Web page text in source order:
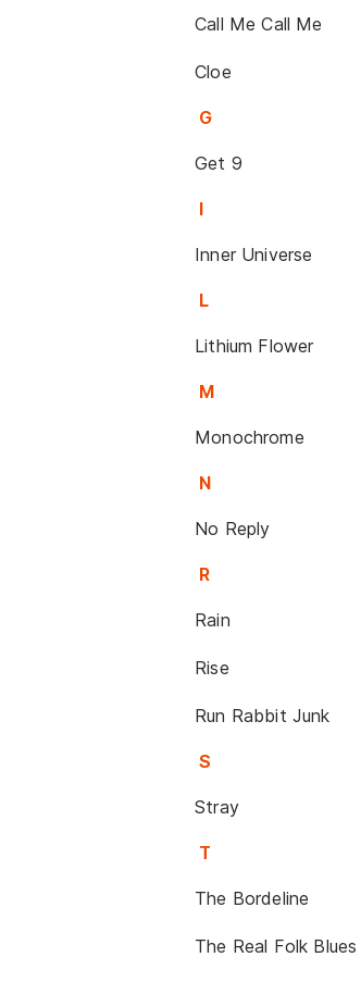
Call Me Call Me
Cloe
G
Get 9
I
Inner Universe
L
Lithium Flower
M
Monochrome
N
No Reply
R
Rain
Rise
Run Rabbit Junk
S
Stray
T
The Bordeline
The Real Folk Blues